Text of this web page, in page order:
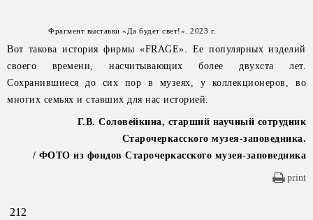
Фрагмент выставки «Да будет свет!». 2023 г.
Вот такова история фирмы «FRAGE». Ее популярных изделий
своего времени, насчитывающих более двухста лет.
Сохранившиеся до сих пор в музеях, у коллекционеров, во
многих семьях и ставших для нас историей.
Г.В. Соловейкина, старший научный сотрудник
Старочеркасского музея-заповедника.
/ ФОТО из фондов Старочеркасского музея-заповедника
print
212